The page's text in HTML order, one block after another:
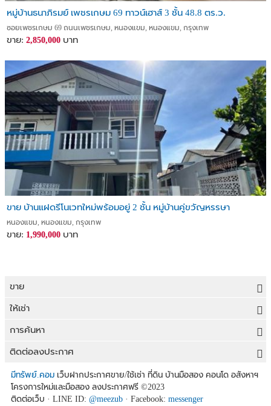
หมู่บ้านธนาภิรมย์ เพชรเกษม 69 ทาวน์เฮาส์ 3 ชั้น 48.8 ตร.ว.
ซอยเพชรเกษม 69 ถนนเพชรเกษม, หนองแขม, หนองแขม, กรุงเทพ
ขาย: 2,850,000 บาท
ขาย บ้านแฝดรีโนเวทใหม่พร้อมอยู่ 2 ชั้น หมู่บ้านคู่ขวัญหรรษา
หนองแขม, หนองแขม, กรุงเทพ
ขาย: 1,990,000 บาท
ขาย
ขายที่ดิน
ขายบ้าน
ขายคอนโด
ขายอาคารพาณิชย์
ให้เช่า
ให้เช่าที่ดิน
ให้เช่าบ้าน
ให้เช่าคอนโด
ให้เช่าทาวน์เฮาส์
การค้นหา
ขายที่ดิน
ประกาศขายที่ดิน
ที่ดินราคาถูก
ติดต่อลงประกาศ
ลงประกาศขายฟรี
ลงประกาศให้เช่าฟรี
มีทรัพย์.คอม เว็บฝากประกาศขาย/ใช้เช่า ที่ดิน บ้านมือสอง คอนโด อสังหาฯ
โครงการใหม่และมือสอง ลงประกาศฟรี ©2023
ติดต่อเว็บ · LINE ID: @meezub · Facebook: messenger